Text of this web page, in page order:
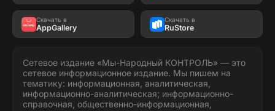
Скачать в
AppGallery
Скачать в
RuStore
Сетевое издание «Мы-Народный КОНТРОЛЬ» — это
сетевое информационное издание. Мы пишем на
тематику: информационная, аналитическая,
информационно-аналитическая; информационно-
справочная, общественно-информационная,